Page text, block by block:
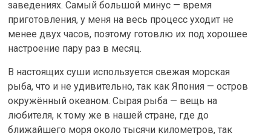
заведениях. Самый большой минус — время
приготовления, у меня на весь процесс уходит не
менее двух часов, поэтому готовлю их под хорошее
настроение пару раз в месяц.
В настоящих суши используется свежая морская
рыба, что и не удивительно, так как Япония — остров
окружённый океаном. Сырая рыба — вещь на
любителя, к тому же в нашей стране, где до
ближайшего моря около тысячи километров, так